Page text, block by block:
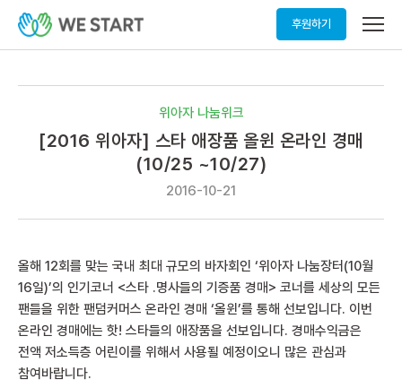
후원하기
메
열
위아자 나눔위크
[2016 위아자] 스타 애장품 올윈 온라인 경매
(10/25 ~10/27)
2016-10-21
올해 12회를 맞는 국내 최대 규모의 바자회인 ‘위아자 나눔장터(10월
16일)’의 인기코너 <스타 ․명사들의 기증품 경매> 코너를 세상의 모든
팬들을 위한 팬덤커머스 온라인 경매 ‘올윈’를 통해 선보입니다. 이번
온라인 경매에는 핫! 스타들의 애장품을 선보입니다. 경매수익금은
전액 저소득층 어린이를 위해서 사용될 예정이오니 많은 관심과
참여바랍니다.